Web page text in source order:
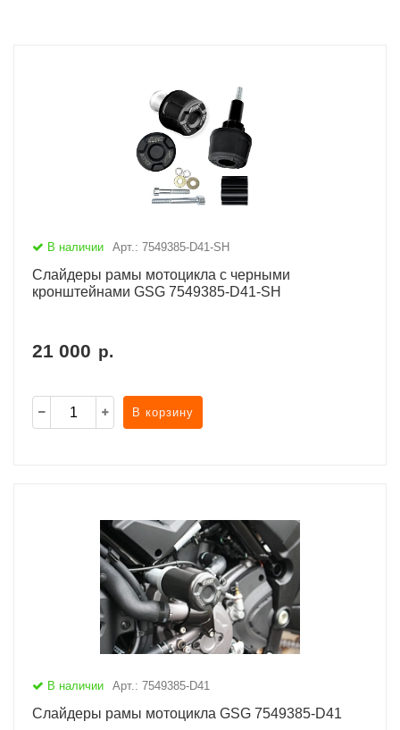
В наличии Арт.: 7549385-D41-SH
Слайдеры рамы мотоцикла с черными
кронштейнами GSG 7549385-D41-SH
21 000 р.
В корзину
В наличии Арт.: 7549385-D41
Слайдеры рамы мотоцикла GSG 7549385-D41